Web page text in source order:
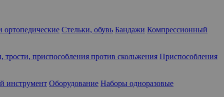
ортопедические Стельки, обувь Бандажи Компрессионный
трости, приспособления против скольжения Приспособления
инструмент Оборудование Наборы одноразовые